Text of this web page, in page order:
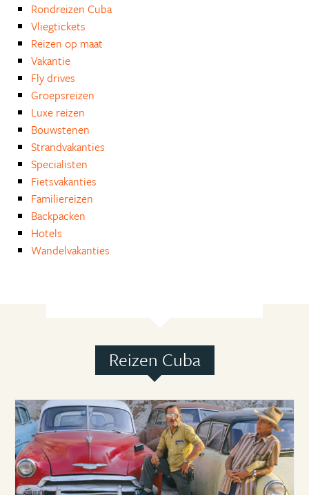
Rondreizen Cuba
Vliegtickets
Reizen op maat
Vakantie
Fly drives
Groepsreizen
Luxe reizen
Bouwstenen
Strandvakanties
Specialisten
Fietsvakanties
Familiereizen
Backpacken
Hotels
Wandelvakanties
Reizen Cuba